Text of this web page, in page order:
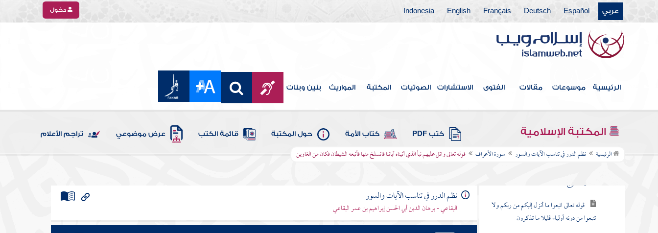
عربي Español
Deutsch
Français
English
Indonesia دخول
الرئيسية موسوعات مقالات الفتوى الاستشارات الصوتيات المكتبة المواريث بنين وبنات
المكتبة الإسلامية كتب PDF كتاب الأمة حول المكتبة قائمة الكتب عرض موضوعي تراجم الأعلام
الرئيسية نظم الدرر في تناسب الآيات والسور سورة الأعراف قوله تعالى واتل عليهم نبأ الذي آتيناه آياتنا فانسلخ منها فأتبعه الشيطان فكان من الغاوين
سورة الفاتحة
سورة البقرة
سورة آل عمران
سورة النساء
سورة " المائدة
سورة الأنعام
سورة الأعراف
صدرك حرج منه
قوله تعالى اتبعوا ما أنزل إليكم من ربكم ولا
تتبعوا من دونه أولياء قليلا ما تذكرون
نظم الدرر في تناسب الآيات والسور
البقاعي - برهان الدين أبي الحسن إبراهيم بن عمر البقاعي